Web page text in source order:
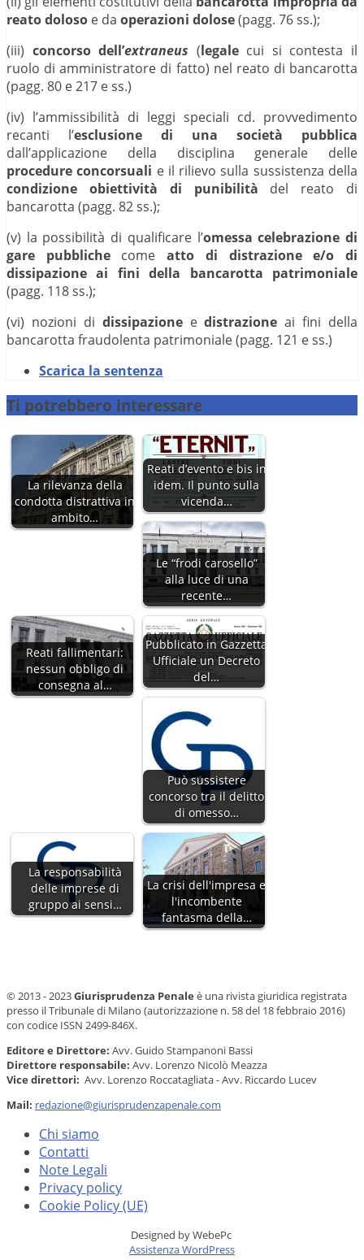
reato doloso e da operazioni dolose(pagg. 76 ss.);
(iii) concorso dell’extraneus (legalecui si contesta il
ruolo di amministratore di fatto) nel reato di bancarotta
(pagg. 80 e 217 e ss.)
(iv) l’ammissibilità di leggi speciali cd. provvedimento
recanti l’esclusione di una società pubblica
dall’applicazione della disciplina generale delle
procedure concorsuali e il rilievo sulla sussistenza della
condizione obiettività di punibilità del reato di
bancarotta (pagg. 82 ss.);
(v) la possibilità di qualificare l’omessa celebrazione di
gare pubblichecomeatto di distrazione e/o di
dissipazione ai fini della bancarotta patrimoniale
(pagg. 118 ss.);
(vi) nozioni di dissipazioneedistrazione ai fini della
bancarotta fraudolenta patrimoniale (pagg. 121 e ss.)
Scarica la sentenza
Ti potrebbero interessare
La rilevanza della
condotta distrattiva in
ambito…
Reati d’evento e bis in
idem. Il punto sulla
vicenda…
Le “frodi carosello”
alla luce di una
recente…
Reati fallimentari:
nessun obbligo di
consegna al…
Pubblicato in Gazzetta
Ufficiale un Decreto
del…
Può sussistere
concorso tra il delitto
di omesso…
La responsabilità
delle imprese di
gruppo ai sensi…
La crisi dell'impresa e
l'incombente
fantasma della…
© 2013 - 2023Giurisprudenza Penale è una rivista giuridica registrata
presso il Tribunale di Milano (autorizzazione n. 58 del 18 febbraio 2016)
con codice ISSN 2499-846X.
Editore e Direttore: Avv. Guido Stampanoni Bassi
Direttore responsabile: Avv. Lorenzo Nicolò Meazza
Vice direttori: Avv. Lorenzo Roccatagliata - Avv. Riccardo Lucev
Mail: redazione@giurisprudenzapenale.com
Chi siamo
Contatti
Note Legali
Privacy policy
Cookie Policy (UE)
Designed by WebePc
Assistenza WordPress